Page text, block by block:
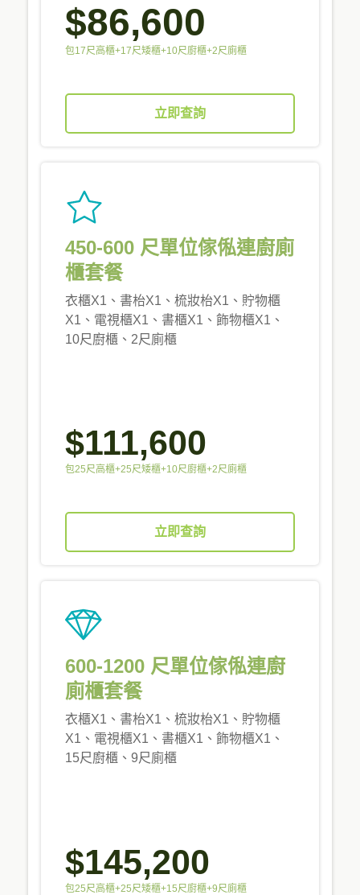
$86,600
包17尺高櫃+17尺矮櫃+10尺廚櫃+2尺廁櫃
立即查詢
450-600 尺單位傢俬連廚廁
櫃套餐
衣櫃X1、書枱X1、梳妝枱X1、貯物櫃
X1、電視櫃X1、書櫃X1、飾物櫃X1、
10尺廚櫃、2尺廁櫃
$111,600
包25尺高櫃+25尺矮櫃+10尺廚櫃+2尺廁櫃
立即查詢
600-1200 尺單位傢俬連廚
廁櫃套餐
衣櫃X1、書枱X1、梳妝枱X1、貯物櫃
X1、電視櫃X1、書櫃X1、飾物櫃X1、
15尺廚櫃、9尺廁櫃
$145,200
包25尺高櫃+25尺矮櫃+15尺廚櫃+9尺廁櫃